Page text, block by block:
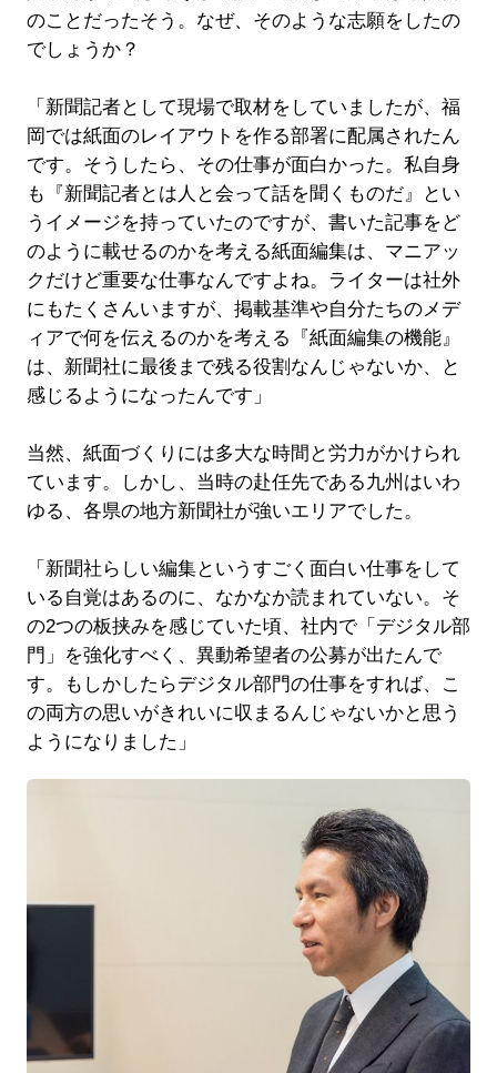
のことだったそう。なぜ、そのような志願をしたの
でしょうか？
「新聞記者として現場で取材をしていましたが、福
岡では紙面のレイアウトを作る部署に配属されたん
です。そうしたら、その仕事が面白かった。私自身
も『新聞記者とは人と会って話を聞くものだ』とい
うイメージを持っていたのですが、書いた記事をど
のように載せるのかを考える紙面編集は、マニアッ
クだけど重要な仕事なんですよね。ライターは社外
にもたくさんいますが、掲載基準や自分たちのメデ
ィアで何を伝えるのかを考える『紙面編集の機能』
は、新聞社に最後まで残る役割なんじゃないか、と
感じるようになったんです」
当然、紙面づくりには多大な時間と労力がかけられ
ています。しかし、当時の赴任先である九州はいわ
ゆる、各県の地方新聞社が強いエリアでした。
「新聞社らしい編集というすごく面白い仕事をして
いる自覚はあるのに、なかなか読まれていない。そ
の2つの板挟みを感じていた頃、社内で「デジタル部
門」を強化すべく、異動希望者の公募が出たんで
す。もしかしたらデジタル部門の仕事をすれば、こ
の両方の思いがきれいに収まるんじゃないかと思う
ようになりました」